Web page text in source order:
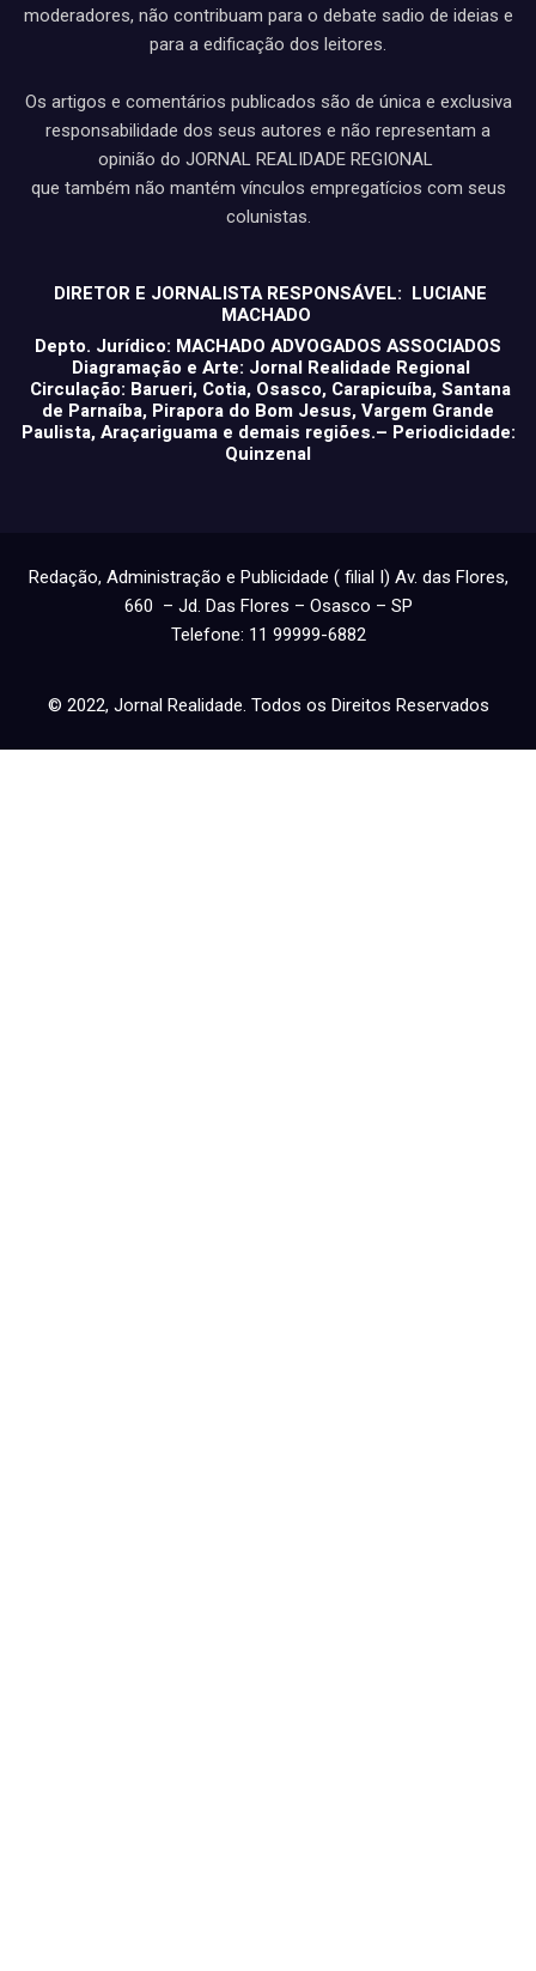
moderadores, não contribuam para o debate sadio de ideias e
para a edificação dos leitores.
Os artigos e comentários publicados são de única e exclusiva
responsabilidade dos seus autores e não representam a
opinião do JORNAL REALIDADE REGIONAL
que também não mantém vínculos empregatícios com seus
colunistas.
DIRETOR E JORNALISTA RESPONSÁVEL: LUCIANE
MACHADO
Depto. Jurídico: MACHADO ADVOGADOS ASSOCIADOS
Diagramação e Arte: Jornal Realidade Regional
Circulação: Barueri, Cotia, Osasco, Carapicuíba, Santana
de Parnaíba, Pirapora do Bom Jesus, Vargem Grande
Paulista, Araçariguama e demais regiões.– Periodicidade:
Quinzenal
Redação, Administração e Publicidade ( filial I) Av. das Flores,
660 – Jd. Das Flores – Osasco – SP
Telefone: 11 99999-6882
© 2022, Jornal Realidade. Todos os Direitos Reservados